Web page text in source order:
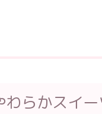
わらかスイ